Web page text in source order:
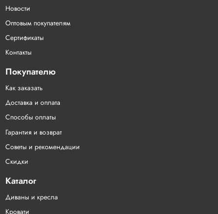
Новости
Оптовым покупателям
Сертификаты
Контакты
Покупателю
Как заказать
Доставка и оплата
Способы оплаты
Гарантия и возврат
Советы и рекомендации
Скидки
Каталог
Диваны и кресла
Кровати